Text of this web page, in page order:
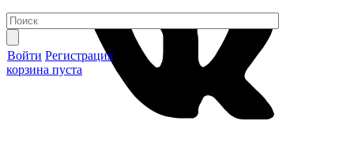
Войти Регистрация
корзина пуста